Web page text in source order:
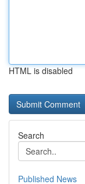
HTML is disabled
Search
Published News